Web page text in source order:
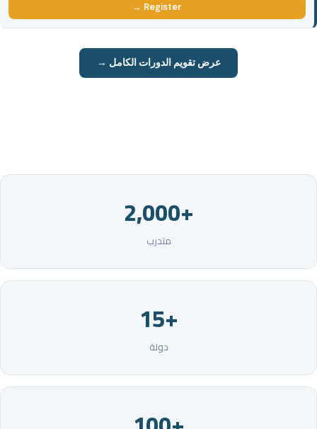
Register →
عرض تقويم الدورات الكامل →
+2,000
متدرب
+15
دولة